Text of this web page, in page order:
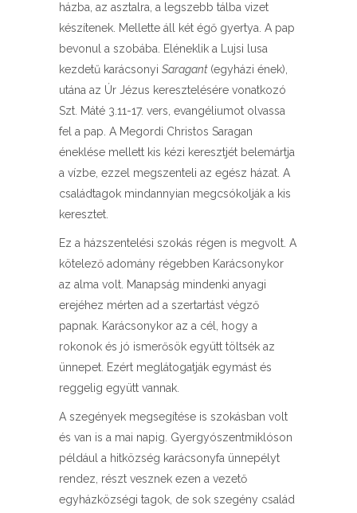
házba, az asztalra, a legszebb tálba vizet
készítenek. Mellette áll két égő gyertya. A pap
bevonul a szobába. Eléneklik a Lujsi lusa
kezdetű karácsonyi Saragant (egyházi ének),
utána az Úr Jézus keresztelésére vonatkozó
Szt. Máté 3.11-17. vers, evangéliumot olvassa
fel a pap. A Megordi Christos Saragan
éneklése mellett kis kézi keresztjét belemártja
a vízbe, ezzel megszenteli az egész házat. A
családtagok mindannyian megcsókolják a kis
keresztet.
Ez a házszentelési szokás régen is megvolt. A
kötelező adomány régebben Karácsonykor
az alma volt. Manapság mindenki anyagi
erejéhez mérten ad a szertartást végző
papnak. Karácsonykor az a cél, hogy a
rokonok és jó ismerősök együtt töltsék az
ünnepet. Ezért meglátogatják egymást és
reggelig együtt vannak.
A szegények megsegítése is szokásban volt
és van is a mai napig. Gyergyószentmiklóson
például a hitközség karácsonyfa ünnepélyt
rendez, részt vesznek ezen a vezető
egyházközségi tagok, de sok szegény család